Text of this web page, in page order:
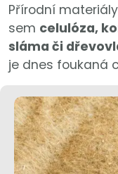
Přírodní
sem celulóza,
sláma či
je dnes foukaná